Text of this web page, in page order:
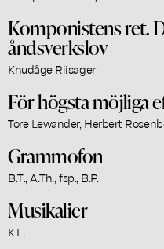
Komponistens ret.
åndsverkslov
Knudåge Riisager
För högsta möjliga
Tore Lewander, Herbert
Grammofon
B.T., A.Th., fsp., B.P.
Musikalier
K.L.